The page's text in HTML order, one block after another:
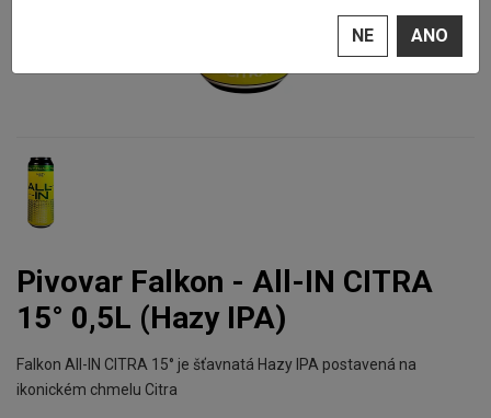
Pivovar Falkon - All-IN CITRA
15° 0,5L (Hazy IPA)
Falkon All-IN CITRA 15° je šťavnatá Hazy IPA postavená na
ikonickém chmelu Citra
NE ANO